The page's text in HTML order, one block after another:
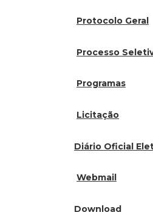
Protocolo Geral
Processo
Programas
Licitação
Diário Oficial
Webmail
Download